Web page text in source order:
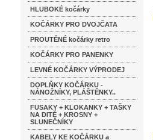
HLUBOKÉ kočárky
KOČÁRKY PRO DVOJČATA
PROUTĚNÉ kočárky retro
KOČÁRKY PRO PANENKY
LEVNÉ KOČÁRKY VÝPRODEJ
DOPLŇKY KOČÁRKU -
NÁNOŽNÍKY, PLÁŠTĚNKY..
FUSAKY + KLOKANKY + TAŠKY
NA DITĚ + KROSNY +
SLUNEČNÍKY
KABELY KE KOČÁRKU a